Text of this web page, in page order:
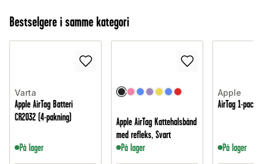
Bestselgere i samme kategori
Varta
Apple AirTag Batteri
CR2032 (4-pakning)
På lager
Apple AirTag Kattehalsbånd
med refleks, Svart
På lager
Apple
AirTag 1-pack
På lager